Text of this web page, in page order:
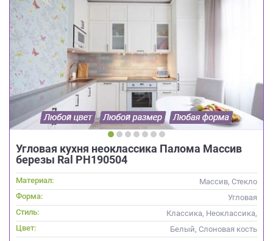
Угловая кухня неоклассика Палома Массив
березы Ral РН190504
Материал:
Массив, Стекло
Форма:
Угловая
Стиль:
Классика, Неоклассика,
Скандинавский
Цвет: Белый, Слоновая кость